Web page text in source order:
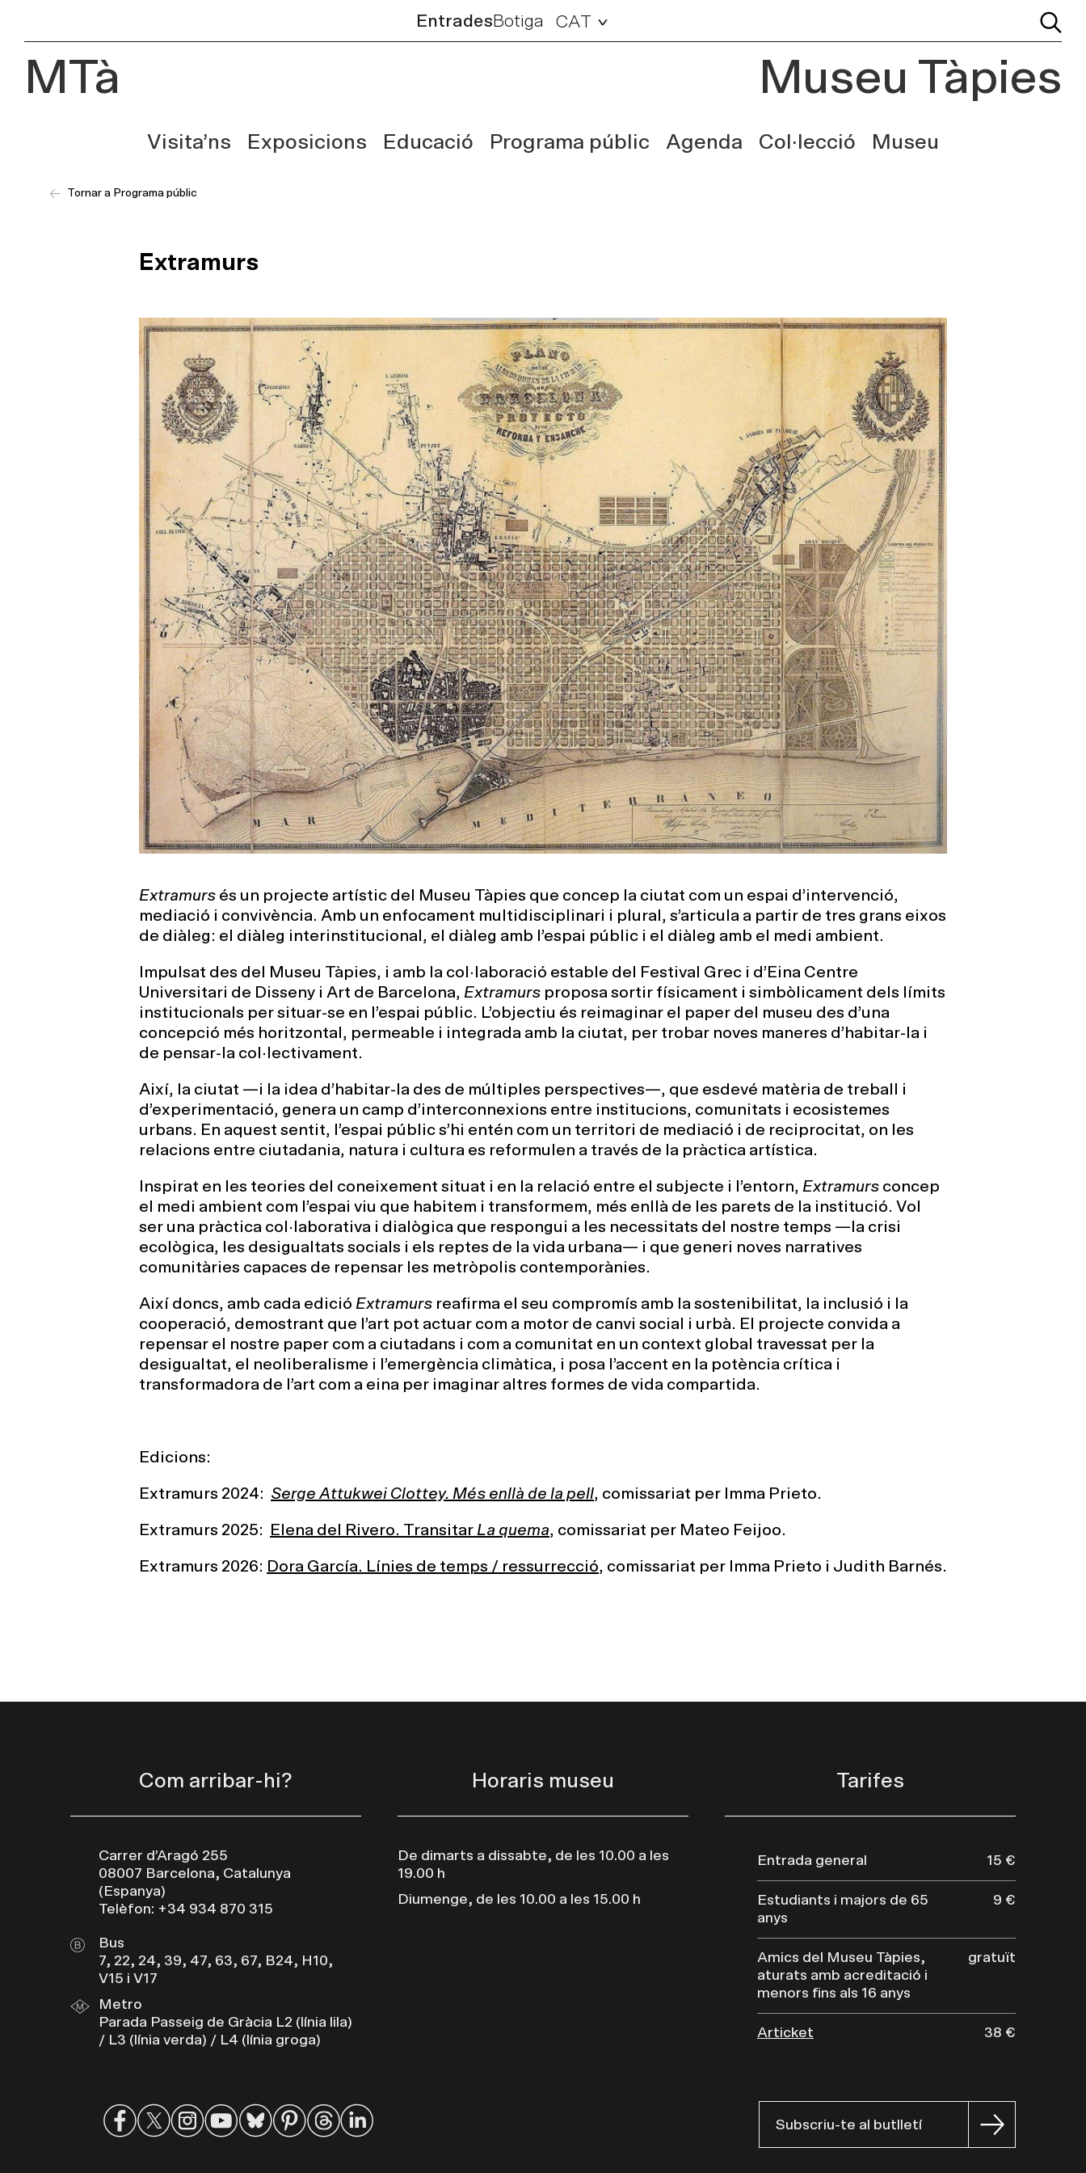
EntradesBotiga CAT
MTà Museu Tàpies
Visita’ns Exposicions Educació Programa públic Agenda Col·lecció Museu
Tornar a Programa públic
Extramurs
Extramurs és un projecte artístic del Museu Tàpies que concep la ciutat com un espai d’intervenció,
mediació i convivència. Amb un enfocament multidisciplinari i plural, s’articula a partir de tres grans eixos
de diàleg: el diàleg interinstitucional, el diàleg amb l’espai públic i el diàleg amb el medi ambient.
Impulsat des del Museu Tàpies, i amb la col·laboració estable del Festival Grec i d’Eina Centre
Universitari de Disseny i Art de Barcelona, Extramurs proposa sortir físicament i simbòlicament dels límits
institucionals per situar-se en l’espai públic. L’objectiu és reimaginar el paper del museu des d’una
concepció més horitzontal, permeable i integrada amb la ciutat, per trobar noves maneres d’habitar-la i
de pensar-la col·lectivament.
Així, la ciutat —i la idea d’habitar-la des de múltiples perspectives—, que esdevé matèria de treball i
d’experimentació, genera un camp d’interconnexions entre institucions, comunitats i ecosistemes
urbans. En aquest sentit, l’espai públic s’hi entén com un territori de mediació i de reciprocitat, on les
relacions entre ciutadania, natura i cultura es reformulen a través de la pràctica artística.
Inspirat en les teories del coneixement situat i en la relació entre el subjecte i l’entorn, Extramurs concep
el medi ambient com l’espai viu que habitem i transformem, més enllà de les parets de la institució. Vol
ser una pràctica col·laborativa i dialògica que respongui a les necessitats del nostre temps —la crisi
ecològica, les desigualtats socials i els reptes de la vida urbana— i que generi noves narratives
comunitàries capaces de repensar les metròpolis contemporànies.
Així doncs, amb cada edició Extramurs reafirma el seu compromís amb la sostenibilitat, la inclusió i la
cooperació, demostrant que l’art pot actuar com a motor de canvi social i urbà. El projecte convida a
repensar el nostre paper com a ciutadans i com a comunitat en un context global travessat per la
desigualtat, el neoliberalisme i l’emergència climàtica, i posa l’accent en la potència crítica i
transformadora de l’art com a eina per imaginar altres formes de vida compartida.
Edicions:
Extramurs 2024: Serge Attukwei Clottey. Més enllà de la pell, comissariat per Imma Prieto.
Extramurs 2025: Elena del Rivero. Transitar La quema, comissariat per Mateo Feijoo.
Extramurs 2026: Dora García. Línies de temps / ressurrecció, comissariat per Imma Prieto i Judith Barnés.
Com arribar-hi?
Carrer d’Aragó 255
08007 Barcelona, Catalunya
(Espanya)
Telèfon: +34 934 870 315
Bus
7, 22, 24, 39, 47, 63, 67, B24, H10,
V15 i V17
Metro
Parada Passeig de Gràcia L2 (línia lila)
/ L3 (línia verda) / L4 (línia groga)
Horaris museu
De dimarts a dissabte, de les 10.00 a les
19.00 h
Diumenge, de les 10.00 a les 15.00 h
Tarifes
Entrada general 15 €
Estudiants i majors de 65
anys
9 €
Amics del Museu Tàpies,
aturats amb acreditació i
menors fins als 16 anys
gratuït
Articket 38 €
Subscriu-te al butlletí